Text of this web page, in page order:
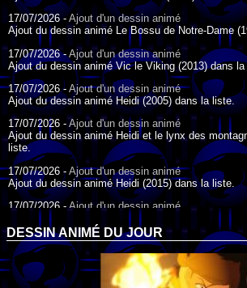
17/07/2026 -Ajout d'un dessin animé
Ajout du dessin animé Le Bossu de Notre-Dame
17/07/2026 -Ajout d'un dessin animé
Ajout du dessin animé Vic le Viking (2013) dans la
17/07/2026 - Ajout d'un dessin animé
Ajout du dessin animé Heidi (2005) dans la liste.
17/07/2026 - Ajout d'un dessin animé
Ajout du dessin animé Heidi et le lynx des
liste.
17/07/2026 - Ajout d'un dessin animé
Ajout du dessin animé Heidi (2015) dans la liste.
17/07/2026 -Ajout d'un dessin animé
Ajout du dessin animé Heidi (1995) dans la liste.
09/07/2026 -Ajout d'un dessin animé
Ajout du dessin animé Genki l'Aventurier de la
liste.
DESSIN ANIMÉ DU JOUR